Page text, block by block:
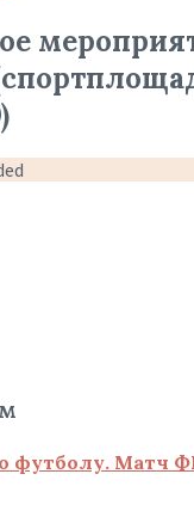
футболу. Матч